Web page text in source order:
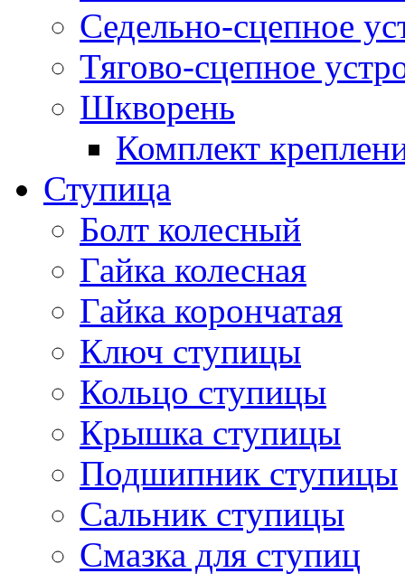
Седельно-сцепное
Тягово-сцепное
Шкворень
Комплект
Ступица
Болт колесный
Гайка колесная
Гайка корончатая
Ключ ступицы
Кольцо ступицы
Крышка ступицы
Подшипник ступицы
Сальник ступицы
Смазка для ступиц